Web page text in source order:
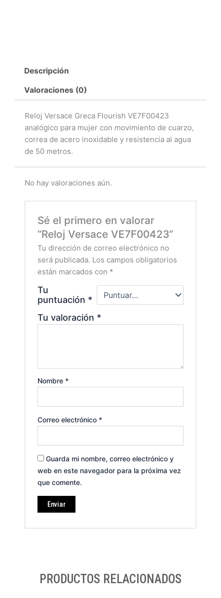
Descripción
Valoraciones (0)
Reloj Versace Greca Flourish VE7F00423
analógico para mujer con movimiento de cuarzo,
correa de acero inoxidable y resistencia al agua
de 50 metros.
No hay valoraciones aún.
Sé el primero en valorar
“Reloj Versace VE7F00423”
Tu dirección de correo electrónico no
será publicada. Los campos obligatorios
están marcados con *
Tu
puntuación *
Tu valoración *
Nombre *
Correo electrónico *
Guarda mi nombre, correo electrónico y
web en este navegador para la próxima vez
que comente.
PRODUCTOS RELACIONADOS